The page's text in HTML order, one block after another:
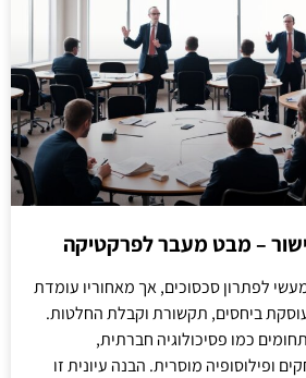
– מבט מעבר לפרקטיקה
לפתרון סכסוכים, אך מאחוריו עומדת
ביחסים, תקשורת וקבלת החלטות.
כמו פסיכולוגיה חברתית,
ופילוסופיה מוסרית. הבנה עיונית זו